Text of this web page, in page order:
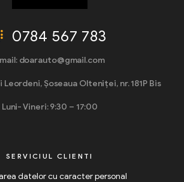
0784 567 783
doarauto@gmail.com
Șoseaua Olteniței, nr. 181P Bis
Luni- Vineri: 9:30 – 17:00
SERVICIUL CLIENTI
datelor cu caracter personal